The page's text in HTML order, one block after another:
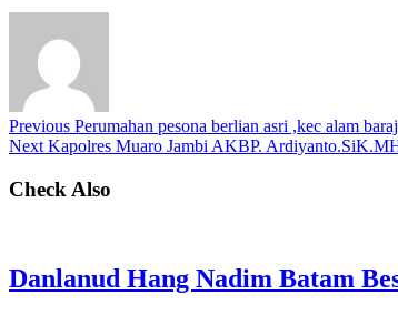
Previous Perumahan pesona berlian asri ,kec alam
Next Kapolres Muaro Jambi AKBP.
Check Also
Danlanud Hang Nadim Batam